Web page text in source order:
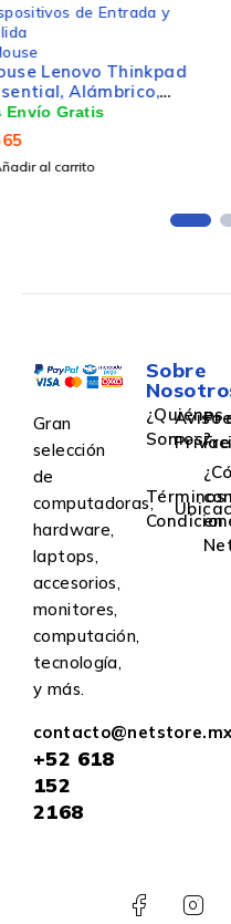
Dispositivos de Entrada y
Salida
,Mouse
Mouse Gamer
Ergonómico Logitech
G502 X Lightspeed,
Inalámbrico, Óptico,
25.600DPI, RF
Inalámbrico, Negro
$2,656
Añadir al carrito
Gran
selección
de
computadoras,
hardware,
laptops,
accesorios,
monitores,
computación,
tecnología,
y más.
contacto@netstore.mx
+52 618
152
2168
Sobre
¿Quiénes
Somos?
Aviso
Términos
en